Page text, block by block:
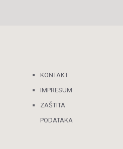
KONTAKT
IMPRESUM
ZAŠTITA
PODATAKA